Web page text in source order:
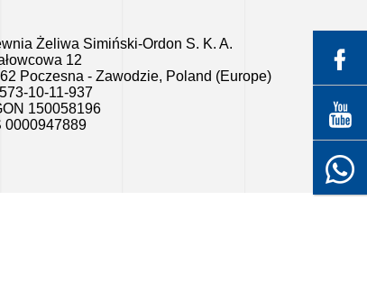
Żeliwa Simiński-Ordon S. K. A.
12
Poczesna - Zawodzie, Poland (Europe)
10-11-937
150058196
0000947889